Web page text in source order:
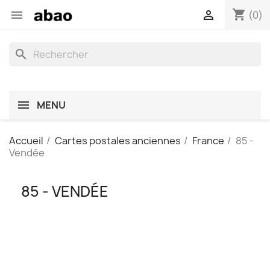
 shopping_cart (0)

search
MENU
Accueil Cartes postales anciennes France
85 -
Vendée
85 - VENDÉE